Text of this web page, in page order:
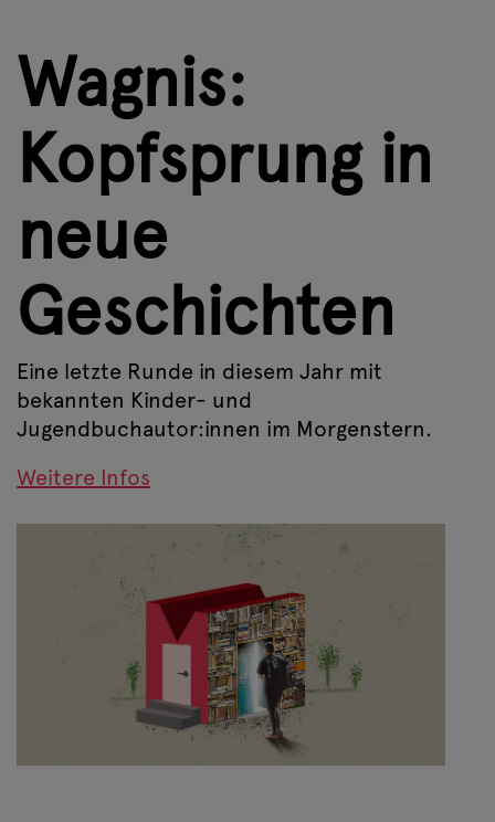
Wagnis:
Kopfsprung in
neue
Geschichten
Eine letzte Runde in diesem Jahr mit
bekannten Kinder- und
Jugendbuchautor:innen im Morgenstern.
Weitere Infos